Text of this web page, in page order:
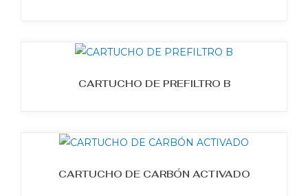
CARTUCHO DE PREFILTRO B
CARTUCHO DE CARBÓN ACTIVADO